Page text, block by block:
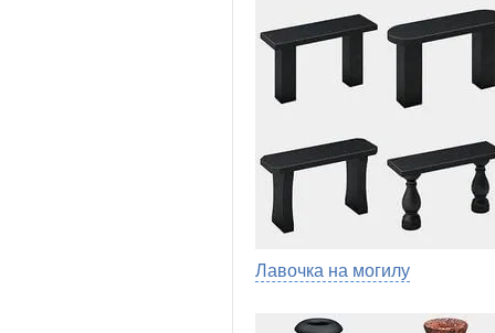
Лавочка на могилу